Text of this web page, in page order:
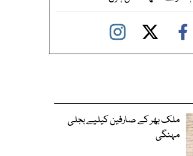
ملک بھر کے صارفین کیلیے بجلی
مہنگی